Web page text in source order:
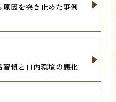
因を突き止めた事例
慣と口内環境の悪化